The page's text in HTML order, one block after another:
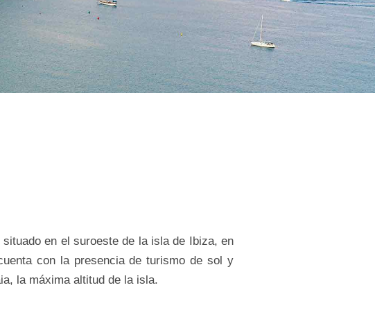
en el suroeste de la isla de Ibiza, en
con la presencia de turismo de sol y
la máxima altitud de la isla.